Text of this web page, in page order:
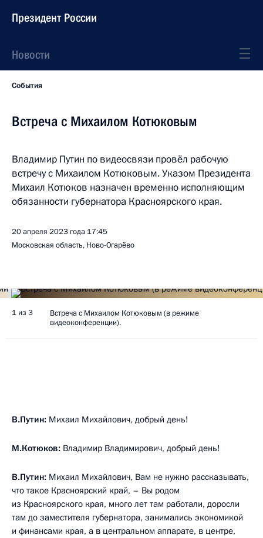
Президент России
Новости
События
Встреча с Михаилом Котюковым
Владимир Путин по видеосвязи провёл рабочую
встречу с Михаилом Котюковым. Указом Президента
Михаил Котюков назначен временно исполняющим
обязанности губернатора Красноярского края.
20 апреля 2023 года 17:45
Московская область, Ново-Огарёво
1 из 3
Встреча с Михаилом Котюковым (в режиме
видеоконференции).
В.Путин: Михаил Михайлович, добрый день!
М.Котюков: Владимир Владимирович, добрый день!
В.Путин: Михаил Михайлович, Вам не нужно рассказывать,
что такое Красноярский край, – Вы родом
из Красноярского края, много лет там работали, доросли
там до заместителя губернатора, занимались экономикой
и финансами края, а в центральном аппарате, в центре,